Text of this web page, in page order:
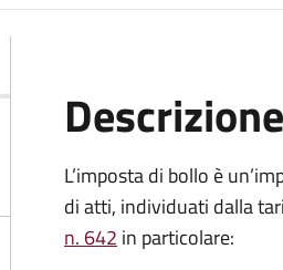
Descrizione
L’imposta di bollo è
di atti, individuati dalla
n. 642 in particolare: